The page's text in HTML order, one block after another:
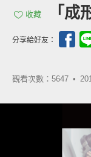
收藏 「
分享給好友：
觀看次數：5647 •